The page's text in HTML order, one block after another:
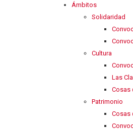
Ámbitos
Solidaridad
Cultura
Las
Cosas
Patrimonio
Cosas